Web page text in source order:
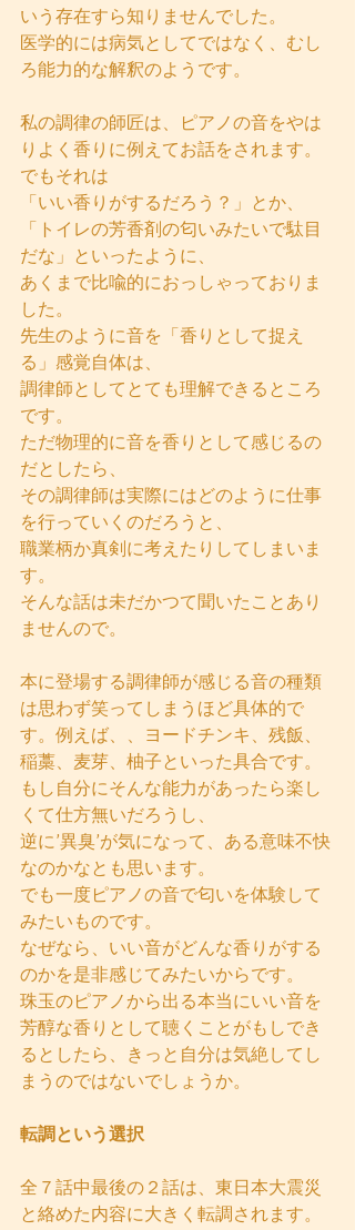
いう存在すら知りませんでした。
医学的には病気としてではなく、むし
ろ能力的な解釈のようです。
私の調律の師匠は、ピアノの音をやは
りよく香りに例えてお話をされます。
でもそれは
「いい香りがするだろう？」とか、
「トイレの芳香剤の匂いみたいで駄目
だな」といったように、
あくまで比喩的におっしゃっておりま
した。
先生のように音を「香りとして捉え
る」感覚自体は、
調律師としてとても理解できるところ
です。
ただ物理的に音を香りとして感じるの
だとしたら、
その調律師は実際にはどのように仕事
を行っていくのだろうと、
職業柄か真剣に考えたりしてしまいま
す。
そんな話は未だかつて聞いたことあり
ませんので。
本に登場する調律師が感じる音の種類
は思わず笑ってしまうほど具体的で
す。例えば、、ヨードチンキ、残飯、
稲藁、麦芽、柚子といった具合です。
もし自分にそんな能力があったら楽し
くて仕方無いだろうし、
逆に’異臭’が気になって、ある意味不快
なのかなとも思います。
でも一度ピアノの音で匂いを体験して
みたいものです。
なぜなら、いい音がどんな香りがする
のかを是非感じてみたいからです。
珠玉のピアノから出る本当にいい音を
芳醇な香りとして聴くことがもしでき
るとしたら、きっと自分は気絶してし
まうのではないでしょうか。
転調という選択
全７話中最後の２話は、東日本大震災
と絡めた内容に大きく転調されます。